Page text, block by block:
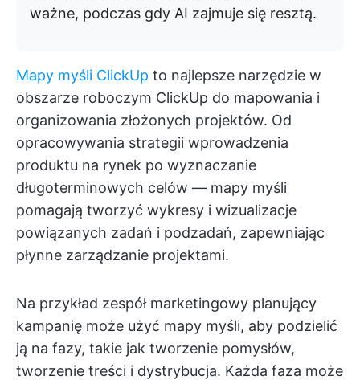
ważne, podczas gdy AI zajmuje się resztą.
Mapy myśli ClickUp to najlepsze narzędzie w
obszarze roboczym ClickUp do mapowania i
organizowania złożonych projektów. Od
opracowywania strategii wprowadzenia
produktu na rynek po wyznaczanie
długoterminowych celów — mapy myśli
pomagają tworzyć wykresy i wizualizacje
powiązanych zadań i podzadań, zapewniając
płynne zarządzanie projektami.
Na przykład zespół marketingowy planujący
kampanię może użyć mapy myśli, aby podzielić
ją na fazy, takie jak tworzenie pomysłów,
tworzenie treści i dystrybucja. Każda faza może